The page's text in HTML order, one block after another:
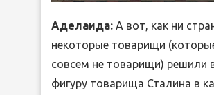
Аделаида: А вот, как ни
некоторые товарищи
совсем не товарищи) решили
фигуру товарища Сталина в